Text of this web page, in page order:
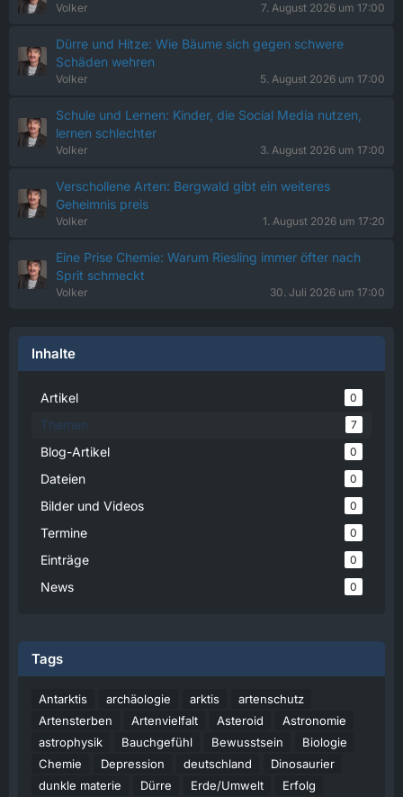
Volker 7. August 2026 um 17:00
Dürre und Hitze: Wie Bäume sich gegen schwere
Schäden wehren
Volker 5. August 2026 um 17:00
Schule und Lernen: Kinder, die Social Media nutzen,
lernen schlechter
Volker 3. August 2026 um 17:00
Verschollene Arten: Bergwald gibt ein weiteres
Geheimnis preis
Volker 1. August 2026 um 17:20
Eine Prise Chemie: Warum Riesling immer öfter nach
Sprit schmeckt
Volker 30. Juli 2026 um 17:00
Inhalte
Artikel 0
Themen 7
Blog-Artikel 0
Dateien 0
Bilder und Videos 0
Termine 0
Einträge 0
News 0
Tags
Antarktis archäologie arktis
artenschutz
Artensterben
Artenvielfalt Asteroid
Astronomie
astrophysik
Bauchgefühl Bewusstsein
Biologie
Chemie
Depression deutschland
Dinosaurier
dunkle materie
Dürre Erde/Umwelt
Erfolg